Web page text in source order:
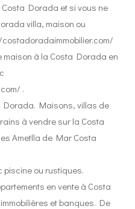
Dorada et si vous ne
villa, maison ou
maison à la Costa Dorada en
.
Dorada. Maisons, villas de
à vendre sur la Costa
Ametlla de Mar Costa
piscine ou rustiques.
en vente à Costa
et banques. De